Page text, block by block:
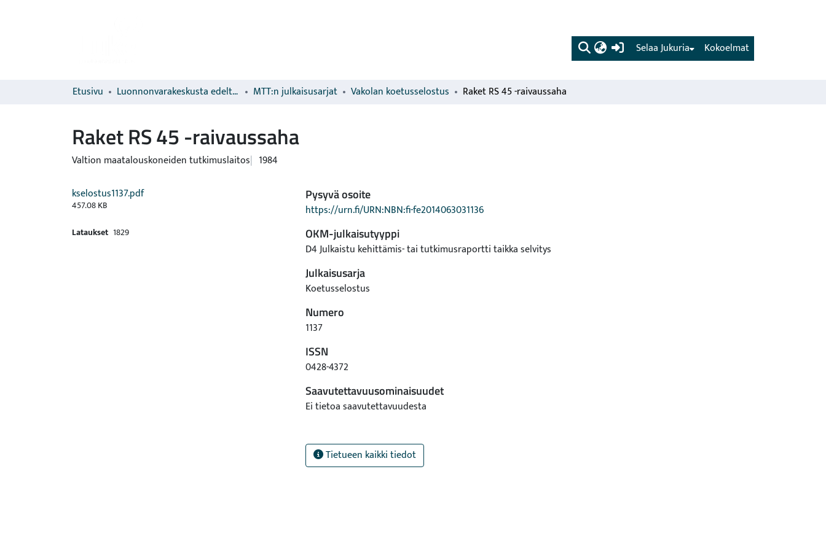
(current) Kokoelmat
Selaa Jukuria
Etusivu Luonnonvarakeskusta edeltävien organisaatioiden sarjat MTT:n julkaisusarjat Vakolan koetusselostus Raket RS 45 -raivaussaha
Raket RS 45 -raivaussaha
Valtion maatalouskoneiden tutkimuslaitos 1984
kselostus1137.pdf
457.08 KB
Lataukset 1829
Pysyvä osoite
https://urn.fi/URN:NBN:fi-fe2014063031136
OKM-julkaisutyyppi
D4 Julkaistu kehittämis- tai tutkimusraportti taikka selvitys
Julkaisusarja
Koetusselostus
Numero
1137
ISSN
0428-4372
Saavutettavuusominaisuudet
Ei tietoa saavutettavuudesta
Tietueen kaikki tiedot